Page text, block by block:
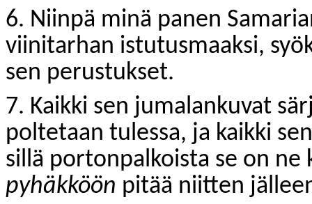
6. Niinpä minä panen
viinitarhan istutusmaaksi,
sen perustukset.
7. Kaikki sen jumalankuvat
poltetaan tulessa, ja kaikki
sillä portonpalkoista se on
pyhäkköön pitää niitten